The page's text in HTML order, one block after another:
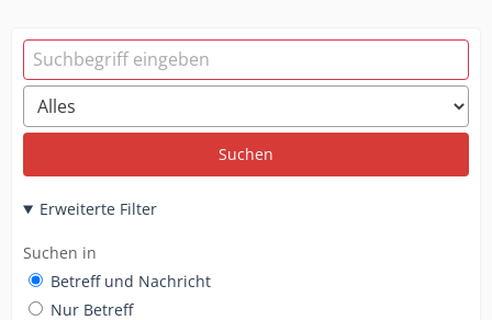
Suchen
Erweiterte Filter
Suchen in
Betreff und Nachricht
Nur Betreff